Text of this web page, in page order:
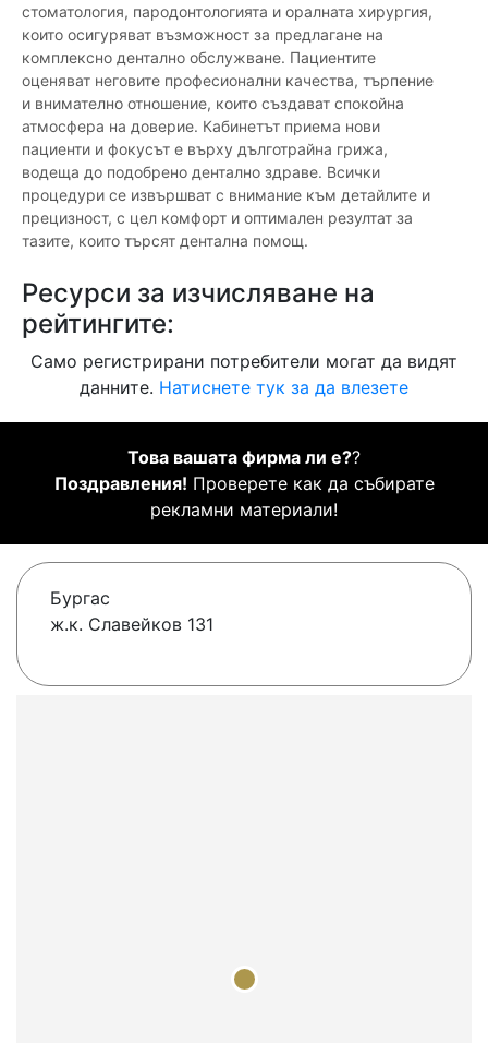
стоматология, пародонтологията и оралната хирургия,
които осигуряват възможност за предлагане на
комплексно дентално обслужване. Пациентите
оценяват неговите професионални качества, търпение
и внимателно отношение, които създават спокойна
атмосфера на доверие. Кабинетът приема нови
пациенти и фокусът е върху дълготрайна грижа,
водеща до подобрено дентално здраве. Всички
процедури се извършват с внимание към детайлите и
прецизност, с цел комфорт и оптимален резултат за
тазите, които търсят дентална помощ.
Ресурси за изчисляване на
рейтингите:
Само регистрирани потребители могат да видят
данните. Натиснете тук за да влезете
Това вашата фирма ли е??
Поздравления! Проверете как да събирате
рекламни материали!
Бургас
ж.к. Славейков 131